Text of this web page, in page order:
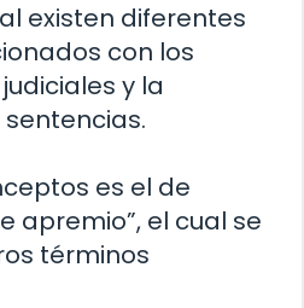
existen diferentes
con los
y la
es el de
apremio”, el cual se
términos